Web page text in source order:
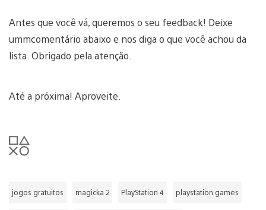
Antes que você vá, queremos o seu feedback! Deixe
ummcomentário abaixo e nos diga o que você achou da
lista. Obrigado pela atenção.
Até a próxima! Aproveite.
jogos gratuitos magicka 2 PlayStation 4 playstation games